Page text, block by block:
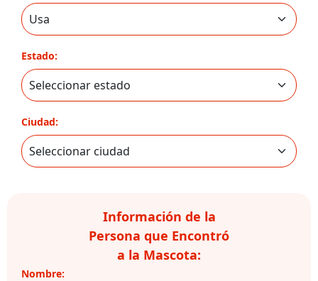
Estado:
Ciudad:
Información de la
Persona que Encontró
a la Mascota:
Nombre: